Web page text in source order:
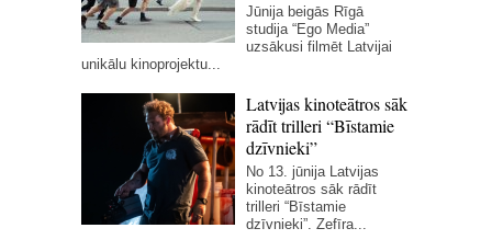
Jūnija beigās Rīgā
studija “Ego Media”
uzsākusi filmēt Latvijai
unikālu kinoprojektu...
Latvijas kinoteātros sāk
rādīt trilleri “Bīstamie
dzīvnieki”
No 13. jūnija Latvijas
kinoteātros sāk rādīt
trilleri “Bīstamie
dzīvnieki”. Zefīra...